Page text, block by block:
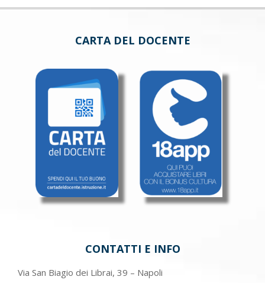
Le
possono
scelte
nella
pagina
del
prodotto
CARTA DEL DOCENTE
CONTATTI E INFO
Via San Biagio dei Librai, 39 – Napoli